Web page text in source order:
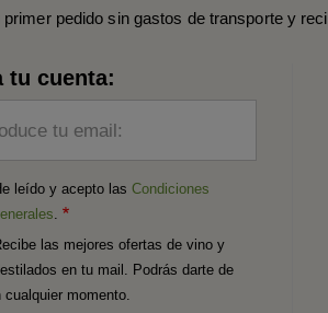
primer pedido sin gastos de transporte y
tu cuenta:
tu email:
leído y acepto las Condiciones
.
las mejores ofertas de vino y
en tu mail. Podrás darte de
cualquier momento.